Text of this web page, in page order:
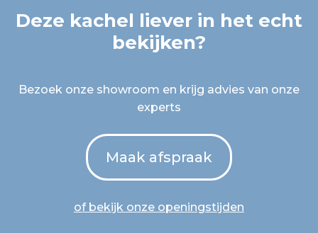
Deze kachel liever in het echt
bekijken?
Bezoek onze showroom en krijg advies van onze
experts
Maak afspraak
of bekijk onze openingstijden